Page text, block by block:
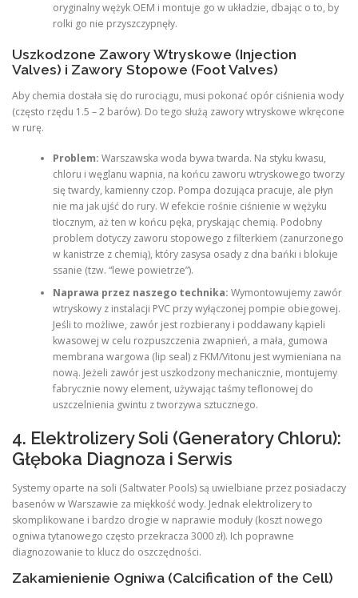
oryginalny wężyk OEM i montuje go w układzie, dbając o to, by
rolki go nie przyszczypnęły.
Uszkodzone Zawory Wtryskowe (Injection
Valves) i Zawory Stopowe (Foot Valves)
Aby chemia dostała się do rurociągu, musi pokonać opór ciśnienia wody
(często rzędu 1.5 – 2 barów). Do tego służą zawory wtryskowe wkręcone
w rurę.
Problem: Warszawska woda bywa twarda. Na styku kwasu,
chloru i węglanu wapnia, na końcu zaworu wtryskowego tworzy
się twardy, kamienny czop. Pompa dozująca pracuje, ale płyn
nie ma jak ujść do rury. W efekcie rośnie ciśnienie w wężyku
tłocznym, aż ten w końcu pęka, pryskając chemią. Podobny
problem dotyczy zaworu stopowego z filterkiem (zanurzonego
w kanistrze z chemią), który zasysa osady z dna bańki i blokuje
ssanie (tzw. “lewe powietrze”).
Naprawa przez naszego technika: Wymontowujemy zawór
wtryskowy z instalacji PVC przy wyłączonej pompie obiegowej.
Jeśli to możliwe, zawór jest rozbierany i poddawany kąpieli
kwasowej w celu rozpuszczenia zwapnień, a mała, gumowa
membrana wargowa (lip seal) z FKM/Vitonu jest wymieniana na
nową. Jeżeli zawór jest uszkodzony mechanicznie, montujemy
fabrycznie nowy element, używając taśmy teflonowej do
uszczelnienia gwintu z tworzywa sztucznego.
4. Elektrolizery Soli (Generatory Chloru):
Głęboka Diagnoza i Serwis
Systemy oparte na soli (Saltwater Pools) są uwielbiane przez posiadaczy
basenów w Warszawie za miękkość wody. Jednak elektrolizery to
skomplikowane i bardzo drogie w naprawie moduły (koszt nowego
ogniwa tytanowego często przekracza 3000 zł). Ich poprawne
diagnozowanie to klucz do oszczędności.
Zakamienienie Ogniwa (Calcification of the Cell)